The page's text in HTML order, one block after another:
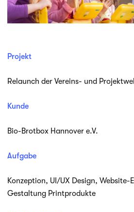
Projekt
Relaunch der Vereins- und
Kunde
Bio-Brotbox Han­no­ver e.V.
Aufgabe
Kon­zep­tion, UI/UX Design, Website-
Gestal­tung Printprodukte